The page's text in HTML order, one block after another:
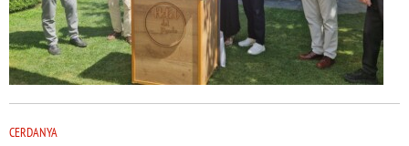
CERDANYA